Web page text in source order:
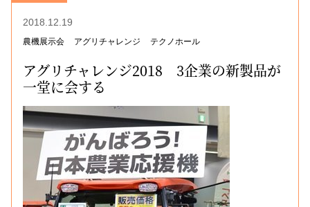
2018.12.19
農機展示会 アグリチャレンジ テクノホール
アグリチャレンジ2018 3企業の新製品が
一堂に会する